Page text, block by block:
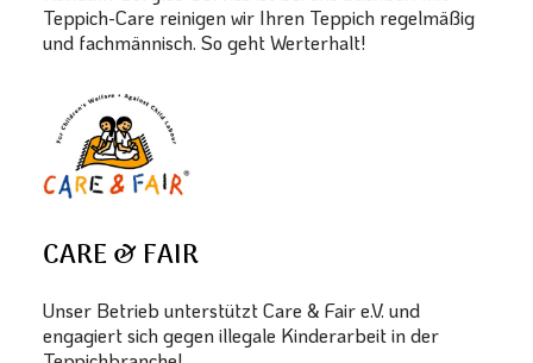
Teppich-Care reinigen wir Ihren Teppich regelmäßig
und fachmännisch. So geht Werterhalt!
CARE & FAIR
Unser Betrieb unterstützt Care & Fair e.V. und
engagiert sich gegen illegale Kinderarbeit in der